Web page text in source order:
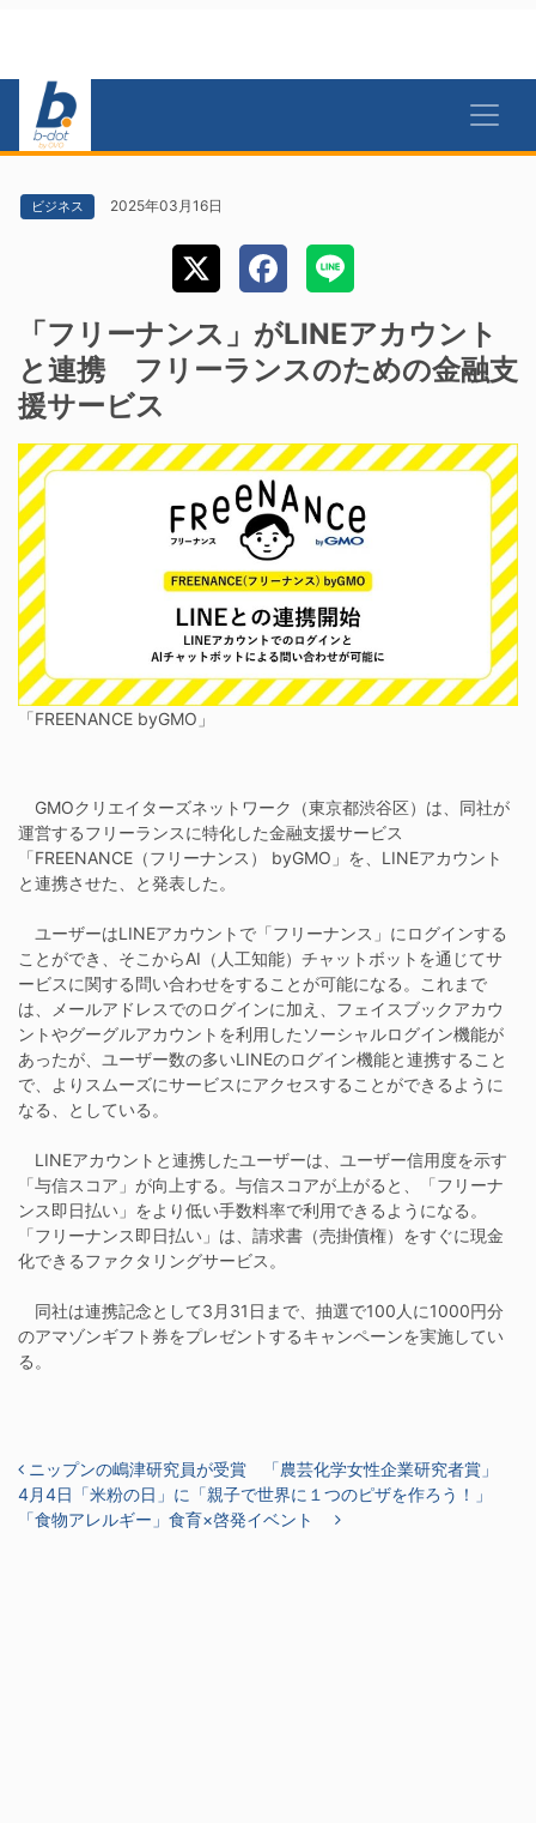
ビジネス 2025年03月16日
「フリーナンス」がLINEアカウント
と連携 フリーランスのための金融支
援サービス
「FREENANCE byGMO」
GMOクリエイターズネットワーク（東京都渋谷区）は、同社が
運営するフリーランスに特化した金融支援サービス
「FREENANCE（フリーナンス） byGMO」を、LINEアカウント
と連携させた、と発表した。
ユーザーはLINEアカウントで「フリーナンス」にログインする
ことができ、そこからAI（人工知能）チャットボットを通じてサ
ービスに関する問い合わせをすることが可能になる。これまで
は、メールアドレスでのログインに加え、フェイスブックアカウ
ントやグーグルアカウントを利用したソーシャルログイン機能が
あったが、ユーザー数の多いLINEのログイン機能と連携すること
で、よりスムーズにサービスにアクセスすることができるように
なる、としている。
LINEアカウントと連携したユーザーは、ユーザー信用度を示す
「与信スコア」が向上する。与信スコアが上がると、「フリーナ
ンス即日払い」をより低い手数料率で利用できるようになる。
「フリーナンス即日払い」は、請求書（売掛債権）をすぐに現金
化できるファクタリングサービス。
同社は連携記念として3月31日まで、抽選で100人に1000円分
のアマゾンギフト券をプレゼントするキャンペーンを実施してい
る。
投稿ナビゲーション
ニップンの嶋津研究員が受賞 「農芸化学女性企業研究者賞」
4月4日「米粉の日」に「親子で世界に１つのピザを作ろう！」
「食物アレルギー」食育×啓発イベント